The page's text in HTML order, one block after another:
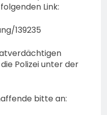
Link:
139235
Polizei unter der
bitte an: